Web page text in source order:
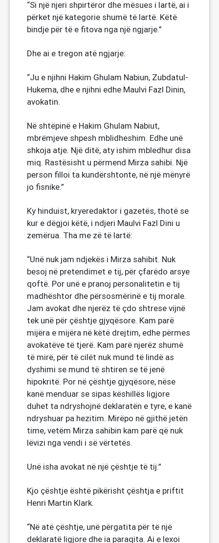
“Si një njeri shpirtëror dhe mësues i lartë, ai i
përket një kategorie shumë të lartë. Këtë
bindje për të e fitova nga një ngjarje.”
Dhe ai e tregon atë ngjarje:
“Ju e njihni Hakim Ghulam Nabiun, Zubdatul-
Hukema, dhe e njihni edhe Maulvi Fazl Dinin,
avokatin.
Në shtëpinë e Hakim Ghulam Nabiut,
mbrëmjeve shpesh mblidheshim. Edhe unë
shkoja atje. Një ditë, aty ishim mbledhur disa
miq. Rastësisht u përmend Mirza sahibi. Një
person filloi ta kundërshtonte, në një mënyrë
jo fisnike.”
Ky hinduist, kryeredaktor i gazetës, thotë se
kur e dëgjoi këtë, i ndjeri Maulvi Fazl Dini u
zemërua. Tha me zë të lartë:
“Unë nuk jam ndjekës i Mirza sahibit. Nuk
besoj në pretendimet e tij, për çfarëdo arsye
qoftë. Por unë e pranoj personalitetin e tij
madhështor dhe përsosmërinë e tij morale.
Jam avokat dhe njerëz të çdo shtrese vijnë
tek unë për çështje gjyqësore. Kam parë
mijëra e mijëra në këtë drejtim, edhe përmes
avokatëve të tjerë. Kam parë njerëz shumë
të mirë, për të cilët nuk mund të lindë as
dyshimi se mund të shtiren se të jenë
hipokritë. Por në çështje gjyqësore, nëse
kanë menduar se sipas këshillës ligjore
duhet ta ndryshojnë deklaratën e tyre, e kanë
ndryshuar pa hezitim. Mirëpo në gjithë jetën
time, vetëm Mirza sahibin kam parë që nuk
lëvizi nga vendi i së vërtetës.
Unë isha avokat në një çështje të tij.”
Kjo çështje është pikërisht çështja e priftit
Henri Martin Klark.
“Në atë çështje, unë përgatita për të një
deklaratë ligjore dhe ia paraqita. Ai e lexoi